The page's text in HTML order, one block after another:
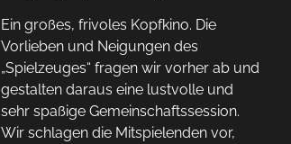
Ein großes, frivoles Kopfkino. Die
Vorlieben und Neigungen des
„Spielzeuges“ fragen wir vorher ab und
gestalten daraus eine lustvolle und
sehr spaßige Gemeinschaftssession.
Wir schlagen die Mitspielenden vor,